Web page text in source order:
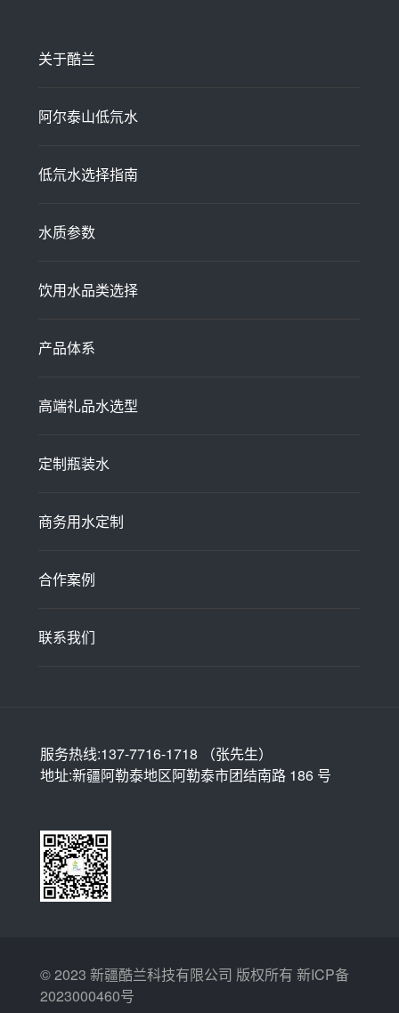
关于酷兰
阿尔泰山低氘水
低氘水选择指南
水质参数
饮用水品类选择
产品体系
高端礼品水选型
定制瓶装水
商务用水定制
合作案例
联系我们
服务热线:137-7716-1718 （张先生）
地址:新疆阿勒泰地区阿勒泰市团结南路 186 号
© 2023 新疆酷兰科技有限公司 版权所有 新ICP备
2023000460号